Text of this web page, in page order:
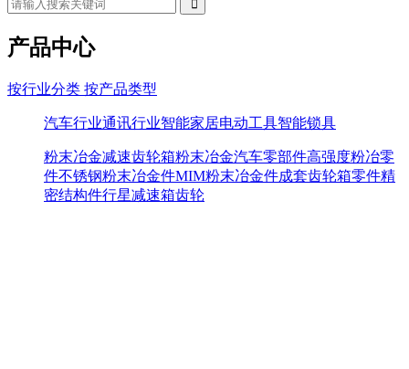
产品中心
按行业分类 按产品类型
汽车行业通讯行业智能家居电动工具智能锁具
粉末冶金减速齿轮箱粉末冶金汽车零部件高强度粉冶零
件不锈钢粉末冶金件MIM粉末冶金件成套齿轮箱零件精
密结构件行星减速箱齿轮